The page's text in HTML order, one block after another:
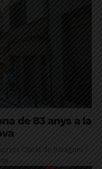
de 83 anys a la
Ciutat de Balaguer i